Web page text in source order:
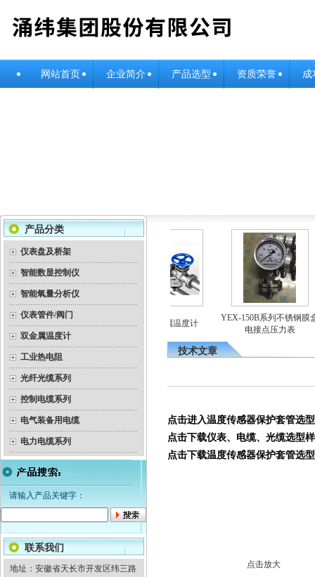
网站首页 企业简介 产品选型 资质荣誉 成
产品分类
仪表盘及桥架
智能数显控制仪
智能氧量分析仪
仪表管件/阀门
双金属温度计
工业热电阻
光纤光缆系列
控制电缆系列
电气装备用电缆
电力电缆系列
请输入产品关键字：
联系我们
地址：安徽省天长市开发区纬三路
度变送器（隔爆）热电
偶
隔爆双金属温度计
YEX-150B系列不锈钢膜盒
电接点压力表
技术文章
点击进入温度传感器保护套管选
点击下载仪表、电缆、光缆选型
点击下载温度传感器保护套管选
点击放大